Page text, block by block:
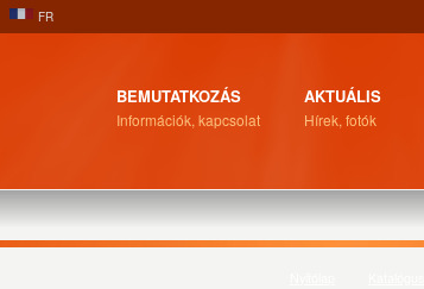
FR
BEMUTATKOZÁS
Információk, kapcsolat
AKTUÁLIS
Hírek, fotók